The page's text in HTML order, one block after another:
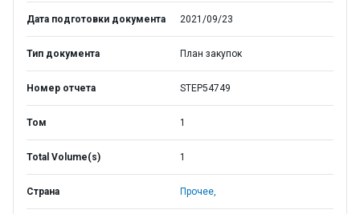
Дата подготовки документа 2021/09/23
Тип документа План закупок
Номер отчета STEP54749
Том 1
Total Volume(s) 1
Страна Прочее,